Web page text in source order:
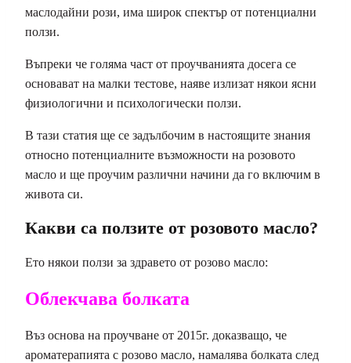
маслодайни рози, има широк спектър от потенциални
ползи.
Въпреки че голяма част от проучванията досега се
основават на малки тестове, наяве излизат някои ясни
физиологични и психологически ползи.
В тази статия ще се задълбочим в настоящите знания
относно потенциалните възможности на розовото
масло и ще проучим различни начини да го включим в
живота си.
Какви са ползите от розовото масло?
Ето някои ползи за здравето от розово масло:
Облекчава болката
Въз основа на проучване от 2015г. доказващо, че
ароматерапията с розово масло, намалява болката след